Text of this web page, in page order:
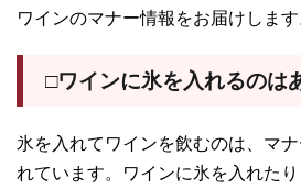
ワインのマナー情報をお届けします
□ワインに氷を入れるのは
氷を入れてワインを飲むのは、マ
れています。ワインに氷を入れた